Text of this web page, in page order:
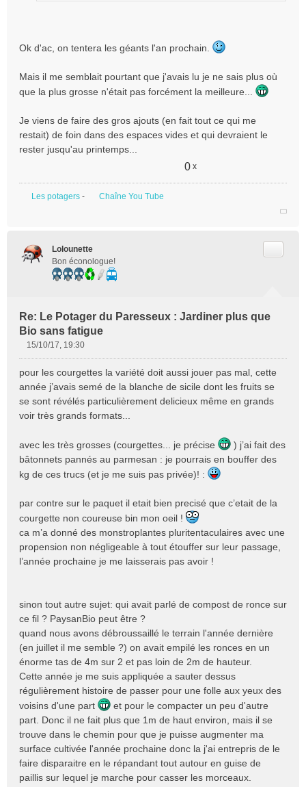
Ok d'ac, on tentera les géants l'an prochain.
Mais il me semblait pourtant que j'avais lu je ne sais plus où
que la plus grosse n'était pas forcément la meilleure...
Je viens de faire des gros ajouts (en fait tout ce qui me
restait) de foin dans des espaces vides et qui devraient le
rester jusqu'au printemps...
0 x
Les potagers - Chaîne You Tube
Lolounette
Bon éconologue!
Re: Le Potager du Paresseux : Jardiner plus que
Bio sans fatigue
s
s
a
g
n
l
15/10/17, 19:30
pour les courgettes la variété doit aussi jouer pas mal, cette
année j’avais semé de la blanche de sicile dont les fruits se
se sont révélés particulièrement delicieux même en grands
voir très grands formats...
avec les très grosses (courgettes... je précise
) j’ai fait des
bâtonnets pannés au parmesan : je pourrais en bouffer des
kg de ces trucs (et je me suis pas privée)! :
par contre sur le paquet il etait bien precisé que c’etait de la
courgette non coureuse bin mon oeil !
ca m’a donné des monstroplantes pluritentaculaires avec une
propension non négligeable à tout étouffer sur leur passage,
l’année prochaine je me laisserais pas avoir !
sinon tout autre sujet: qui avait parlé de compost de ronce sur
ce fil ? PaysanBio peut être ?
quand nous avons débroussaillé le terrain l'année dernière
(en juillet il me semble ?) on avait empilé les ronces en un
énorme tas de 4m sur 2 et pas loin de 2m de hauteur.
Cette année je me suis appliquée a sauter dessus
régulièrement histoire de passer pour une folle aux yeux des
voisins d'une part
et pour le compacter un peu d'autre
part. Donc il ne fait plus que 1m de haut environ, mais il se
trouve dans le chemin pour que je puisse augmenter ma
surface cultivée l'année prochaine donc la j'ai entrepris de le
faire disparaitre en le répandant tout autour en guise de
paillis sur lequel je marche pour casser les morceaux.